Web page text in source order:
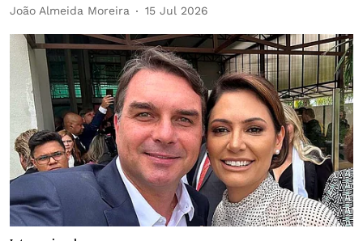
João Almeida Moreira 15 Jul 2026